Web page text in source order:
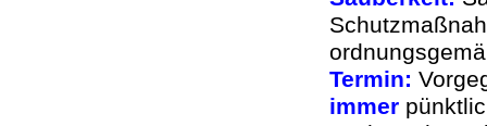
Termin:
immer